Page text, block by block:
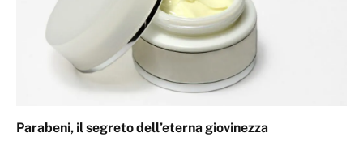
Parabeni, il segreto dell’eterna giovinezza